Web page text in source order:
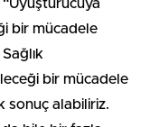
bir mücadele
bir mücadele
sonuç alabiliriz.